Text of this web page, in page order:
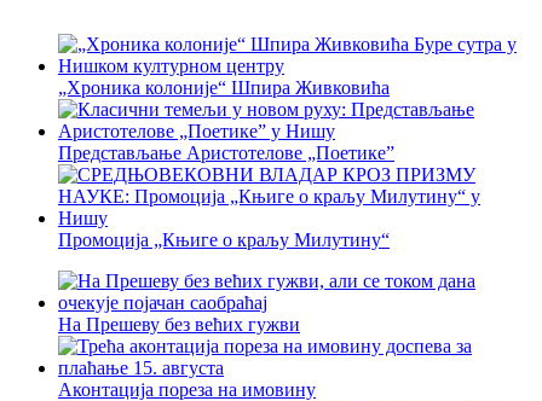
„Хроника колоније“ Шпира Живковића
Представљање Аристотелове „Поетике”
Промоција „Књиге о краљу Милутину“
На Прешеву без већих гужви
Аконтација пореза на имовину